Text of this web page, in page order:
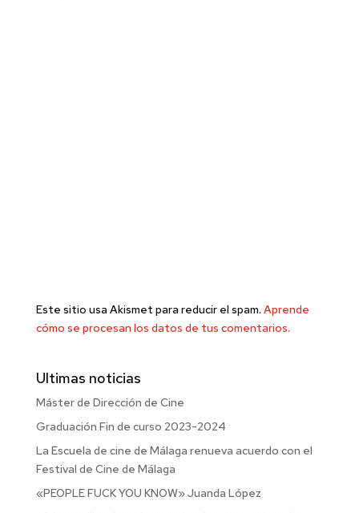
Este sitio usa Akismet para reducir el spam. Aprende
cómo se procesan los datos de tus comentarios.
Ultimas noticias
Máster de Dirección de Cine
Graduación Fin de curso 2023-2024
La Escuela de cine de Málaga renueva acuerdo con el
Festival de Cine de Málaga
«PEOPLE FUCK YOU KNOW» Juanda López